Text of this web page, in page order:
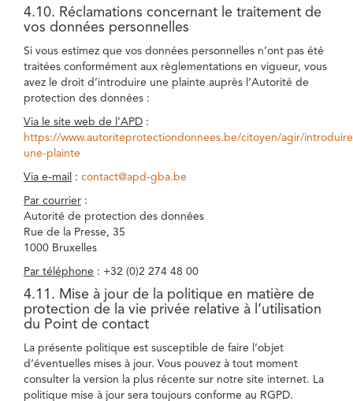
4.10. Réclamations concernant le traitement de
vos données personnelles
Si vous estimez que vos données personnelles n’ont pas été
traitées conformément aux règlementations en vigueur, vous
avez le droit d’introduire une plainte auprès l’Autorité de
protection des données :
Via le site web de l’APD :
https://www.autoriteprotectiondonnees.be/citoyen/agir/
une-plainte
Via e-mail : contact@apd-gba.be
Par courrier :
Autorité de protection des données
Rue de la Presse, 35
1000 Bruxelles
Par téléphone : +32 (0)2 274 48 00
4.11. Mise à jour de la politique en matière de
protection de la vie privée relative à l’utilisation
du Point de contact
La présente politique est susceptible de faire l’objet
d’éventuelles mises à jour. Vous pouvez à tout moment
consulter la version la plus récente sur notre site internet. La
politique mise à jour sera toujours conforme au RGPD.